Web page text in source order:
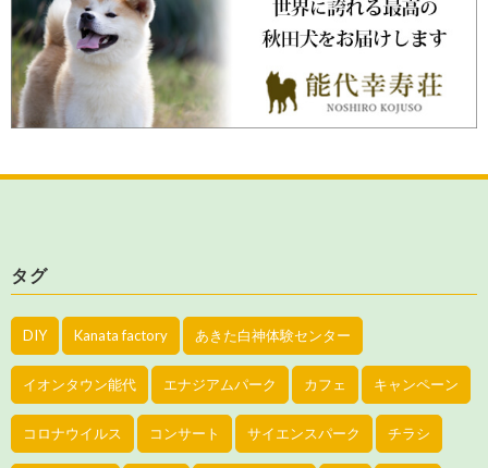
タグ
DIY Kanata factory あきた白神体験センター
イオンタウン能代 エナジアムパーク カフェ キャンペーン
コロナウイルス コンサート サイエンスパーク チラシ